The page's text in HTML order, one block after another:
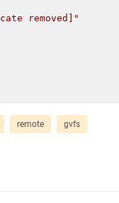
removed]"
remote gvfs